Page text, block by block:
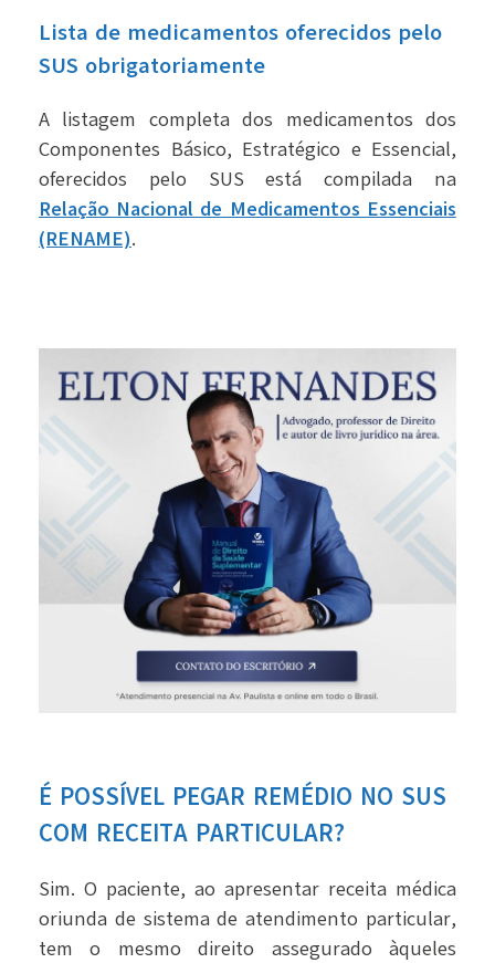
Lista de medicamentos oferecidos pelo
SUS obrigatoriamente
A listagem completa dos medicamentos dos
Componentes Básico, Estratégico e Essencial,
oferecidos pelo SUS está compilada na
Relação Nacional de Medicamentos Essenciais
(RENAME).
É POSSÍVEL PEGAR REMÉDIO NO SUS
COM RECEITA PARTICULAR?
Sim. O paciente, ao apresentar receita médica
oriunda de sistema de atendimento particular,
tem o mesmo direito assegurado àqueles